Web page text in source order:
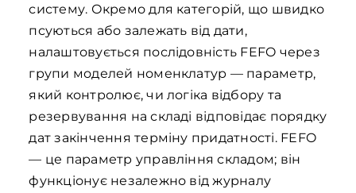
систему. Окремо для категорій, що швидко
псуються або залежать від дати,
налаштовується послідовність FEFO через
групи моделей номенклатур — параметр,
який контролює, чи логіка відбору та
резервування на складі відповідає порядку
дат закінчення терміну придатності. FEFO
— це параметр управління складом; він
функціонує незалежно від журналу